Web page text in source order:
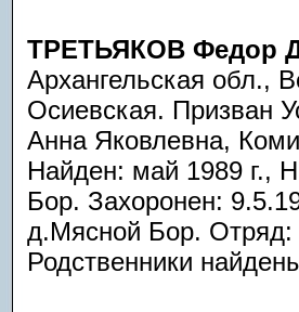
ТРЕТЬЯКОВ Федор
Архангельская обл.,
Осиевская. Призван
Анна Яковлевна,
Найден: май 1989 г.,
Бор. Захоронен:
д.Мясной Бор. Отряд:
Родственники